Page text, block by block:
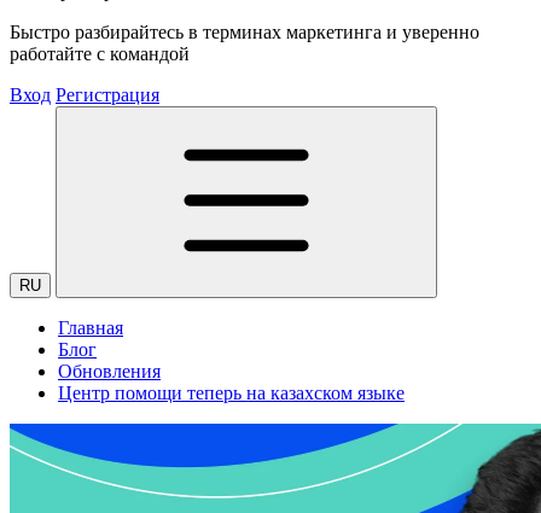
Быстро разбирайтесь в терминах маркетинга и уверенно
работайте с командой
Вход Регистрация
RU
Главная
Блог
Обновления
Центр помощи теперь на казахском языке